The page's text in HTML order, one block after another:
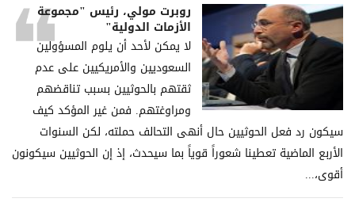
روبرت مولي، رئيس "مجموعة
الأزمات الدولية"
لا يمكن لأحد أن يلوم المسؤولين
السعوديين والأمريكيين على عدم
ثقتهم بالحوثيين بسبب تناقضهم
ومراوغتهم. فمن غير المؤكد كيف
سيكون رد فعل الحوثيين حال أنهى التحالف حملته، لكن السنوات
الأربع الماضية تعطينا شعوراً قوياً بما سيحدث، إذ إن الحوثيين سيكونون
أقوى،...